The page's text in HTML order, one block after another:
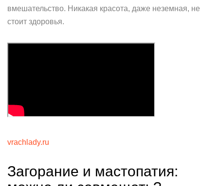
вмешательство. Никакая красота, даже неземная, не
стоит здоровья.
vrachlady.ru
Загорание и мастопатия: